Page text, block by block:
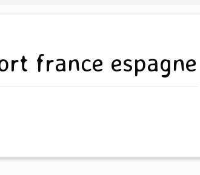
france espagne